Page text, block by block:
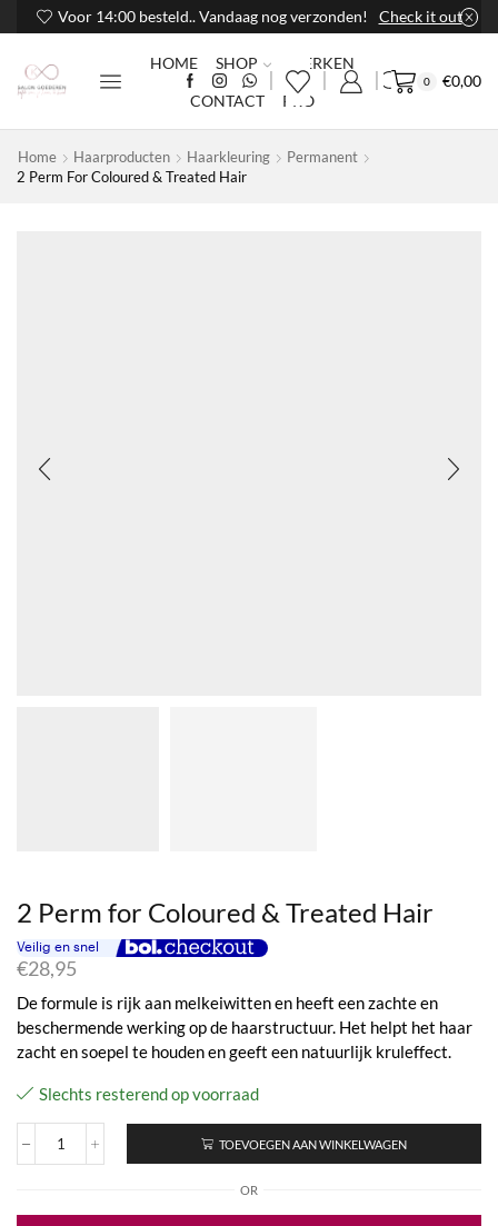
Voor 14:00 besteld.. Vandaag nog verzonden! Check it out
HOME SHOP
MERKEN
CONTACT
PRO
0 €0,00
Home Haarproducten Haarkleuring
Permanent
2 Perm For Coloured & Treated Hair
2 Perm for Coloured & Treated Hair
€28,95
De formule is rijk aan melkeiwitten en heeft een zachte en
beschermende werking op de haarstructuur. Het helpt het haar
zacht en soepel te houden en geeft een natuurlijk kruleffect.
Slechts resterend op voorraad
2
Coloured
TOEVOEGEN AAN WINKELWAGEN
OR